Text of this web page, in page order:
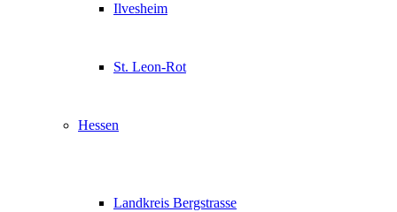
Ilvesheim
St. Leon-Rot
Hessen
Landkreis Bergstrasse